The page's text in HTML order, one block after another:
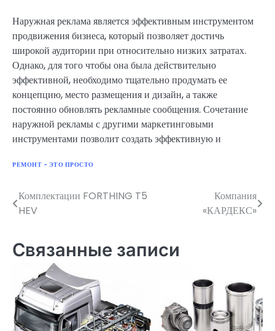
Наружная реклама является эффективным инструментом
продвижения бизнеса, который позволяет достичь
широкой аудитории при относительно низких затратах.
Однако, для того чтобы она была действительно
эффективной, необходимо тщательно продумать ее
концепцию, место размещения и дизайн, а также
постоянно обновлять рекламные сообщения. Сочетание
наружной рекламы с другими маркетинговыми
инструментами позволит создать эффективную и
РЕМОНТ - ЭТО ПРОСТО
Навигация
записям
Комплектации FORTHING T5
HEV
Компания
«КАРДЕКС»
Связанные записи